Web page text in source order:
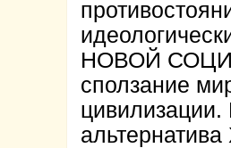
НОВОЙ
сползание
цивилизации.